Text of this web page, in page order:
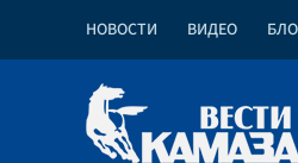
НОВОСТИ ВИДЕО